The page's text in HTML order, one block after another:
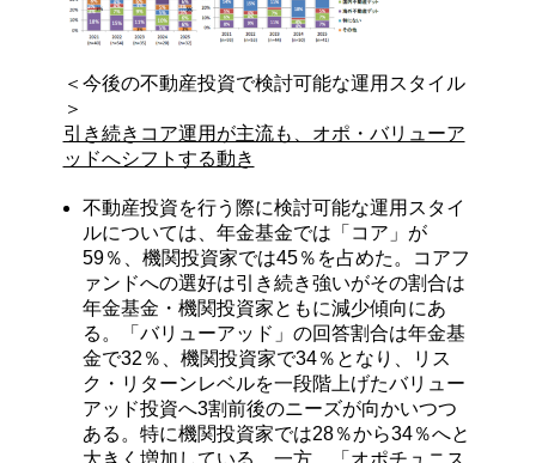
＜今後の不動産投資で検討可能な運用スタイル
＞
引き続きコア運用が主流も、オポ・バリューア
ッドへシフトする動き
不動産投資を行う際に検討可能な運用スタイ
ルについては、年金基金では「コア」が
59％、機関投資家では45％を占めた。コアフ
ァンドへの選好は引き続き強いがその割合は
年金基金・機関投資家ともに減少傾向にあ
る。「バリューアッド」の回答割合は年金基
金で32％、機関投資家で34％となり、リス
ク・リターンレベルを一段階上げたバリュー
アッド投資へ3割前後のニーズが向かいつつ
ある。特に機関投資家では28％から34％へと
大きく増加している。一方、「オポチュニス